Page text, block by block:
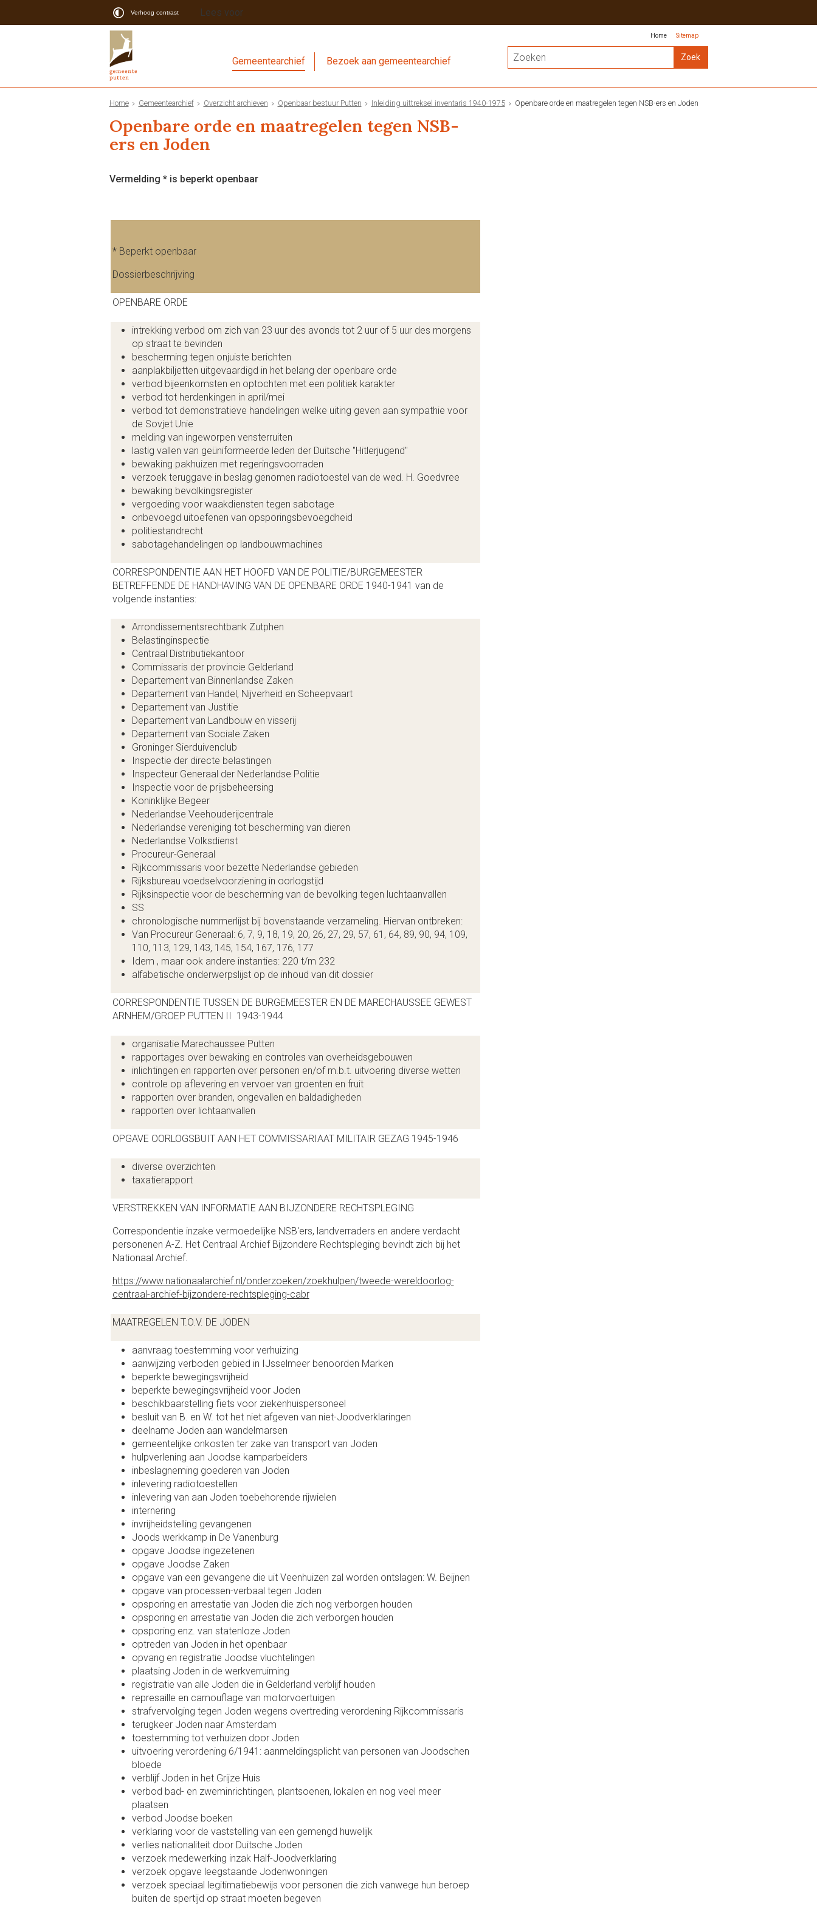
Verhoog contrast Lees voor
Home Sitemap
Gemeentearchief Bezoek aan gemeentearchief
Home Gemeentearchief Overzicht archieven Openbaar bestuur Putten Inleiding uittreksel inventaris 1940-1975 Openbare orde en maatregelen tegen NSB-ers en Joden
Openbare orde en maatregelen tegen NSB-
ers en Joden
Vermelding * is beperkt openbaar
* Beperkt openbaar
Dossierbeschrijving
OPENBARE ORDE
intrekking verbod om zich van 23 uur des avonds tot 2 uur of 5 uur des morgens
op straat te bevinden
bescherming tegen onjuiste berichten
aanplakbiljetten uitgevaardigd in het belang der openbare orde
verbod bijeenkomsten en optochten met een politiek karakter
verbod tot herdenkingen in april/mei
verbod tot demonstratieve handelingen welke uiting geven aan sympathie voor
de Sovjet Unie
melding van ingeworpen vensterruiten
lastig vallen van geüniformeerde leden der Duitsche "Hitlerjugend"
bewaking pakhuizen met regeringsvoorraden
verzoek teruggave in beslag genomen radiotoestel van de wed. H. Goedvree
bewaking bevolkingsregister
vergoeding voor waakdiensten tegen sabotage
onbevoegd uitoefenen van opsporingsbevoegdheid
politiestandrecht
sabotagehandelingen op landbouwmachines
CORRESPONDENTIE AAN HET HOOFD VAN DE POLITIE/BURGEMEESTER
BETREFFENDE DE HANDHAVING VAN DE OPENBARE ORDE 1940-1941 van de
volgende instanties:
Arrondissementsrechtbank Zutphen
Belastinginspectie
Centraal Distributiekantoor
Commissaris der provincie Gelderland
Departement van Binnenlandse Zaken
Departement van Handel, Nijverheid en Scheepvaart
Departement van Justitie
Departement van Landbouw en visserij
Departement van Sociale Zaken
Groninger Sierduivenclub
Inspectie der directe belastingen
Inspecteur Generaal der Nederlandse Politie
Inspectie voor de prijsbeheersing
Koninklijke Begeer
Nederlandse Veehouderijcentrale
Nederlandse vereniging tot bescherming van dieren
Nederlandse Volksdienst
Procureur-Generaal
Rijkcommissaris voor bezette Nederlandse gebieden
Rijksbureau voedselvoorziening in oorlogstijd
Rijksinspectie voor de bescherming van de bevolking tegen luchtaanvallen
SS
chronologische nummerlijst bij bovenstaande verzameling. Hiervan ontbreken:
Van Procureur Generaal: 6, 7, 9, 18, 19, 20, 26, 27, 29, 57, 61, 64, 89, 90, 94, 109,
110, 113, 129, 143, 145, 154, 167, 176, 177
Idem , maar ook andere instanties: 220 t/m 232
alfabetische onderwerpslijst op de inhoud van dit dossier
CORRESPONDENTIE TUSSEN DE BURGEMEESTER EN DE MARECHAUSSEE GEWEST
ARNHEM/GROEP PUTTEN II 1943-1944
organisatie Marechaussee Putten
rapportages over bewaking en controles van overheidsgebouwen
inlichtingen en rapporten over personen en/of m.b.t. uitvoering diverse wetten
controle op aflevering en vervoer van groenten en fruit
rapporten over branden, ongevallen en baldadigheden
rapporten over lichtaanvallen
OPGAVE OORLOGSBUIT AAN HET COMMISSARIAAT MILITAIR GEZAG 1945-1946
diverse overzichten
taxatierapport
VERSTREKKEN VAN INFORMATIE AAN BIJZONDERE RECHTSPLEGING
Correspondentie inzake vermoedelijke NSB'ers, landverraders en andere verdacht
personenen A-Z. Het Centraal Archief Bijzondere Rechtspleging bevindt zich bij het
Nationaal Archief.
https://www.nationaalarchief.nl/onderzoeken/zoekhulpen/tweede-wereldoorlog-
centraal-archief-bijzondere-rechtspleging-cabr
MAATREGELEN T.O.V. DE JODEN
aanvraag toestemming voor verhuizing
aanwijzing verboden gebied in IJsselmeer benoorden Marken
beperkte bewegingsvrijheid
beperkte bewegingsvrijheid voor Joden
beschikbaarstelling fiets voor ziekenhuispersoneel
besluit van B. en W. tot het niet afgeven van niet-Joodverklaringen
deelname Joden aan wandelmarsen
gemeentelijke onkosten ter zake van transport van Joden
hulpverlening aan Joodse kamparbeiders
inbeslagneming goederen van Joden
inlevering radiotoestellen
inlevering van aan Joden toebehorende rijwielen
internering
invrijheidstelling gevangenen
Joods werkkamp in De Vanenburg
opgave Joodse ingezetenen
opgave Joodse Zaken
opgave van een gevangene die uit Veenhuizen zal worden ontslagen: W. Beijnen
opgave van processen-verbaal tegen Joden
opsporing en arrestatie van Joden die zich nog verborgen houden
opsporing en arrestatie van Joden die zich verborgen houden
opsporing enz. van statenloze Joden
optreden van Joden in het openbaar
opvang en registratie Joodse vluchtelingen
plaatsing Joden in de werkverruiming
registratie van alle Joden die in Gelderland verblijf houden
represaille en camouflage van motorvoertuigen
strafvervolging tegen Joden wegens overtreding verordening Rijkcommissaris
terugkeer Joden naar Amsterdam
toestemming tot verhuizen door Joden
uitvoering verordening 6/1941: aanmeldingsplicht van personen van Joodschen
bloede
verblijf Joden in het Grijze Huis
verbod bad- en zweminrichtingen, plantsoenen, lokalen en nog veel meer
plaatsen
verbod Joodse boeken
verklaring voor de vaststelling van een gemengd huwelijk
verlies nationaliteit door Duitsche Joden
verzoek medewerking inzak Half-Joodverklaring
verzoek opgave leegstaande Jodenwoningen
verzoek speciaal legitimatiebewijs voor personen die zich vanwege hun beroep
buiten de spertijd op straat moeten begeven